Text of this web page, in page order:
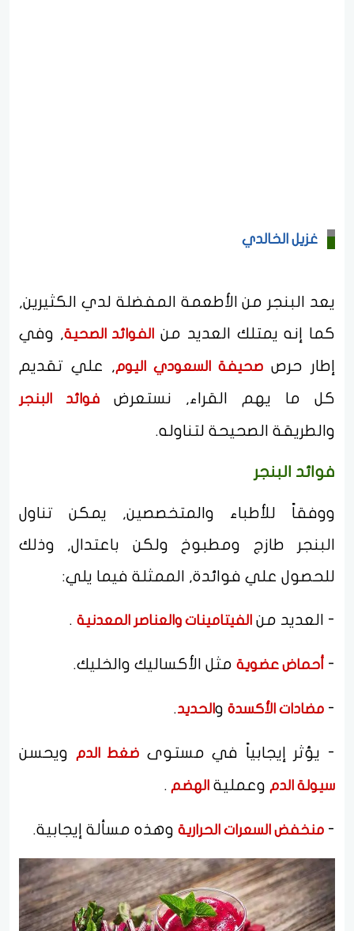
غزيل الخالدي
يعد البنجر من الأطعمة المفضلة لدي الكثيرين,
كما إنه يمتلك العديد من
الفوائد الصحية, وفي
إطار حرص صحيفة السعودي اليوم, علي تقديم
كل ما يهم القراء, نستعرض فوائد البنجر
والطريقة الصحيحة لتناوله.
فوائد البنجر
ووفقاً للأطباء والمتخصصين, يمكن تناول
البنجر طازج ومطبوخ ولكن باعتدال, وذلك
للحصول علي فوائدة, الممثلة فيما يلي:
- العديد من الفيتامينات والعناصر المعدنية .
- أحماض عضوية مثل الأكساليك والخليك.
- مضادات الأكسدة و الحديد.
- يؤثر إيجابياً في مستوى ضغط الدم ويحسن
سيولة الدم وعملية الهضم .
- منخفض السعرات الحرارية وهذه مسألة إيجابية.